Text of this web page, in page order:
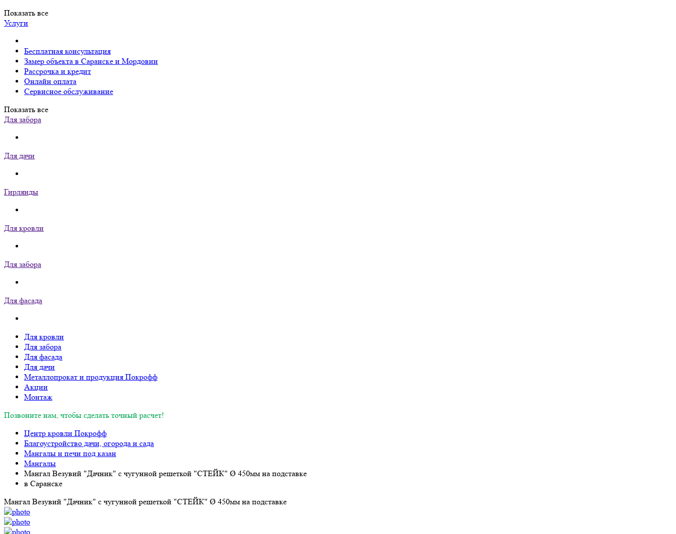
Показать все
Услуги
Бесплатная консультация
Замер объекта в Саранске и Мордовии
Рассрочка и кредит
Онлайн оплата
Сервисное обслуживание
Показать все
Для забора
Для дачи
Гирлянды
Для кровли
Для забора
Для фасада
Для кровли
Для забора
Для фасада
Для дачи
Металлопрокат и продукция Покрофф
Акции
Монтаж
Позвоните нам, чтобы сделать точный расчет!
Центр кровли Покрофф
Благоустройство дачи, огорода и сада
Мангалы и печи под казан
Мангалы
Мангал Везувий "Дачник" с чугунной решеткой "СТЕЙК" Ø 450мм на подставке
в Саранске
Мангал Везувий "Дачник" с чугунной решеткой "СТЕЙК" Ø 450мм на подставке